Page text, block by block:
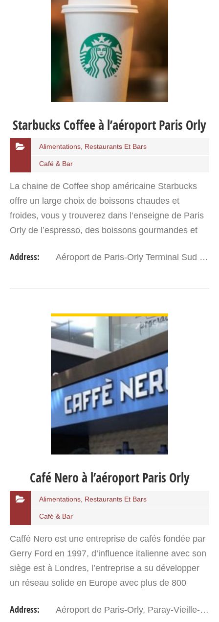
Starbucks Coffee à l’aéroport Paris Orly
Alimentations, Restaurants Et Bars
Café & Bar
La chaine de Coffee shop américaine Starbucks
offre un large choix de boissons chaudes et
froides, vous y trouverez dans l’enseigne de Paris
Orly de l’espresso, des boissons gourmandes et
pâtisseries.…
Address: Aéroport de Paris-Orly Terminal Sud - Orly 4, 94390 Paris France
Café Nero à l’aéroport Paris Orly
Alimentations, Restaurants Et Bars
Café & Bar
Caffè Nero est une entreprise de cafés fondée par
Gerry Ford en 1997, d’influence italienne avec son
siège est à Londres, l’entreprise a su développer
un réseau solide en Europe avec plus de 800
Address: Aéroport de Paris-Orly, Paray-Vieille-Poste, 94390 Paray-Vieille-Poste, France